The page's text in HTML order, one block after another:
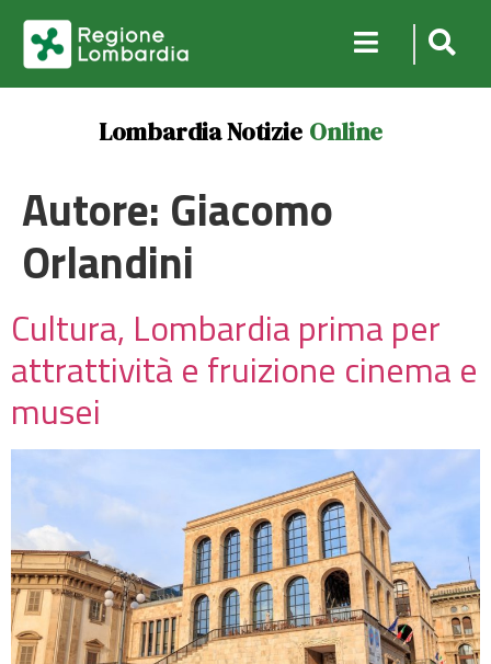
Lombardia Notizie Online
Autore: Giacomo
Orlandini
Cultura, Lombardia prima per
attrattività e fruizione cinema e
musei